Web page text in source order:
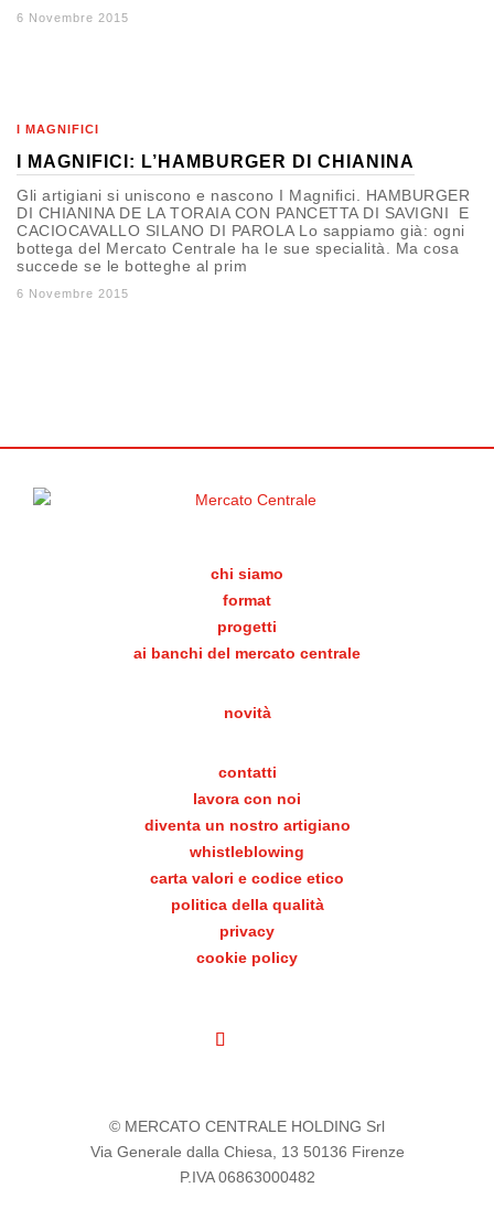
6 Novembre 2015
I MAGNIFICI
I MAGNIFICI: L’HAMBURGER DI CHIANINA
Gli artigiani si uniscono e nascono I Magnifici. HAMBURGER
DI CHIANINA DE LA TORAIA CON PANCETTA DI SAVIGNI E
CACIOCAVALLO SILANO DI PAROLA Lo sappiamo già: ogni
bottega del Mercato Centrale ha le sue specialità. Ma cosa
succede se le botteghe al prim
6 Novembre 2015
chi siamo
format
progetti
ai banchi del mercato centrale
novità
contatti
lavora con noi
diventa un nostro artigiano
whistleblowing
carta valori e codice etico
politica della qualità
privacy
cookie policy
© MERCATO CENTRALE HOLDING Srl
Via Generale dalla Chiesa, 13 50136 Firenze
P.IVA 06863000482